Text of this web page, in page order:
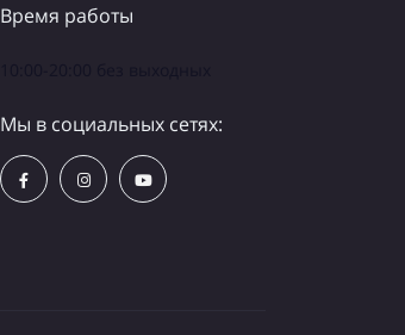
Время работы
Мы в социальных сетях: